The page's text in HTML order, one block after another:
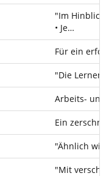
"Im Hinblick
• Je…
Für ein
"Die
Arbeits- und
Ein
"Ähnlich wie
"Mit